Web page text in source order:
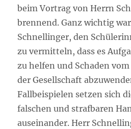
beim Vortrag von Herrn
brennend. Ganz wichtig
Schnellinger, den
zu vermitteln, dass es
zu helfen und Schaden
der Gesellschaft
Fallbeispielen setzen sich
falschen und strafbaren
auseinander. Herr